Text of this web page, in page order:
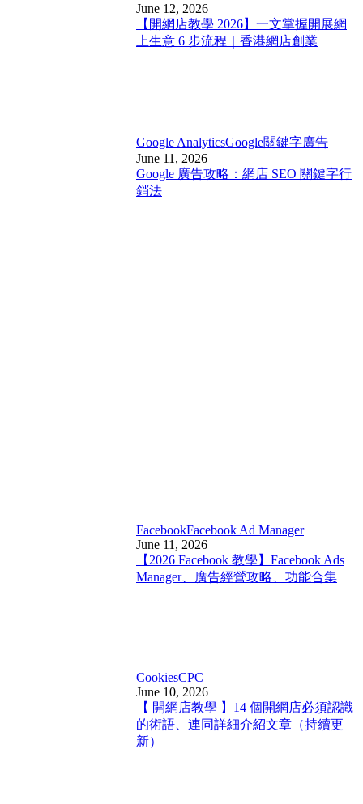
June 12, 2026
【開網店教學 2026】一文掌握開展網
上生意 6 步流程｜香港網店創業
Google AnalyticsGoogle關鍵字廣告
June 11, 2026
Google 廣告攻略：網店 SEO 關鍵字行
銷法
FacebookFacebook Ad Manager
June 11, 2026
【2026 Facebook 教學】Facebook Ads
Manager、廣告經營攻略、功能合集
CookiesCPC
June 10, 2026
【 開網店教學 】14 個開網店必須認識
的術語、連同詳細介紹文章（持續更
新）